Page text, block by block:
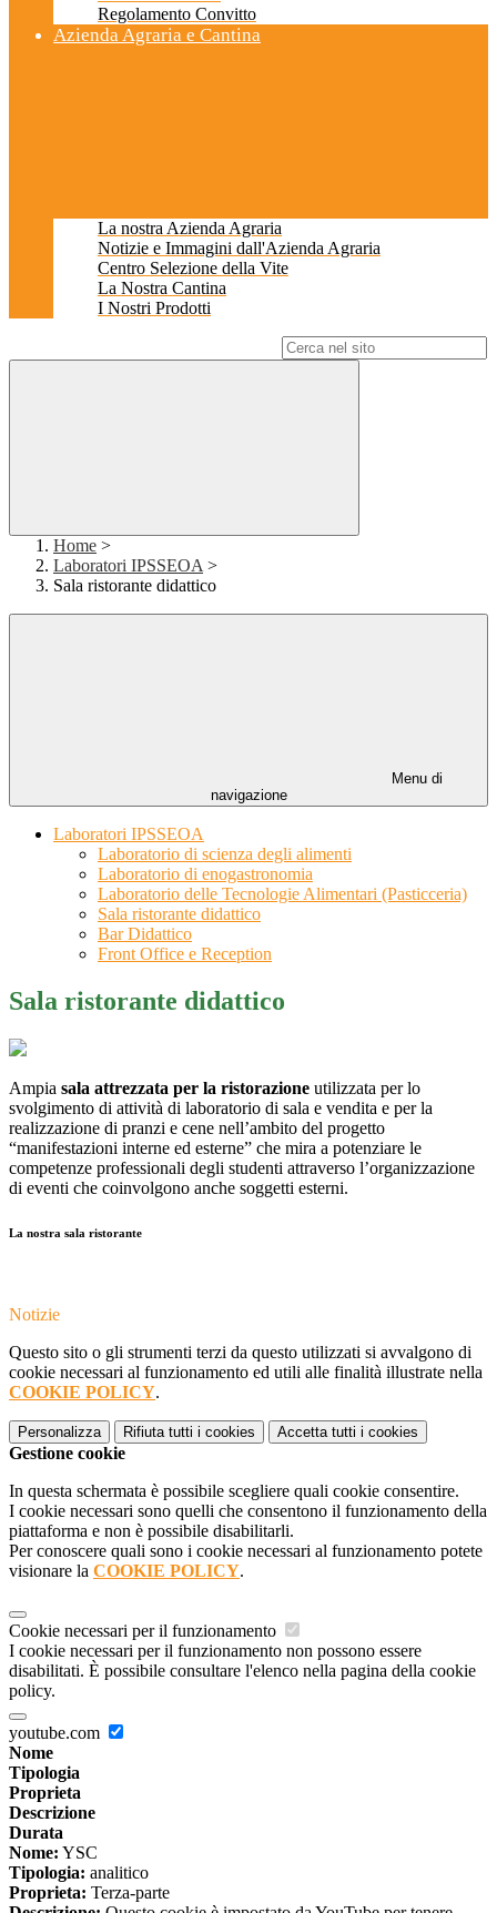
Regolamento Convitto
Azienda Agraria e Cantina
La nostra Azienda Agraria
Notizie e Immagini dall'Azienda Agraria
Centro Selezione della Vite
La Nostra Cantina
I Nostri Prodotti
Home >
Laboratori IPSSEOA >
Sala ristorante didattico
Menu di
navigazione
Laboratori IPSSEOA
Laboratorio di scienza degli alimenti
Laboratorio di enogastronomia
Laboratorio delle Tecnologie Alimentari (Pasticceria)
Sala ristorante didattico
Bar Didattico
Front Office e Reception
Sala ristorante didattico
Ampia sala attrezzata per la ristorazione utilizzata per lo
svolgimento di attività di laboratorio di sala e vendita e per la
realizzazione di pranzi e cene nell’ambito del progetto
“manifestazioni interne ed esterne” che mira a potenziare le
competenze professionali degli studenti attraverso l’organizzazione
di eventi che coinvolgono anche soggetti esterni.
La nostra sala ristorante
Notizie
Questo sito o gli strumenti terzi da questo utilizzati si avvalgono di
cookie necessari al funzionamento ed utili alle finalità illustrate nella
COOKIE POLICY.
Personalizza Rifiuta tutti i cookies Accetta tutti i cookies
Gestione cookie
In questa schermata è possibile scegliere quali cookie consentire.
I cookie necessari sono quelli che consentono il funzionamento della
piattaforma e non è possibile disabilitarli.
Per conoscere quali sono i cookie necessari al funzionamento potete
visionare la COOKIE POLICY.
Cookie necessari per il funzionamento
I cookie necessari per il funzionamento non possono essere
disabilitati. È possibile consultare l'elenco nella pagina della cookie
policy.
youtube.com
Nome
Tipologia
Proprieta
Descrizione
Durata
Nome: YSC
Tipologia: analitico
Proprieta: Terza-parte